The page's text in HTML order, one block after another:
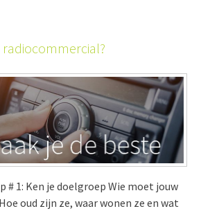
# 1: Ken je doelgroep Wie moet jouw
oud zijn ze, waar wonen ze en wat